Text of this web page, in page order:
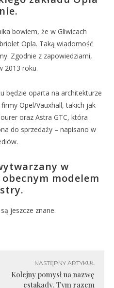
bowiem, że w Gliwicach
Opla. Taką wiadomość
Zgodnie z zapowiedziami,
2013 roku.
będzie oparta na architekturze
Opel/Vauxhall, takich jak
oraz Astra GTC, która
do sprzedaży – napisano w
w
modelem
jeszcze znane.
NASTĘPNY ARTYKUŁ
Kolejny pomysł na nazwę
estakady. Tym razem